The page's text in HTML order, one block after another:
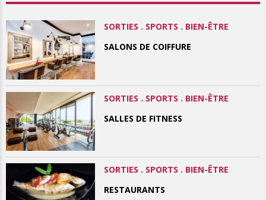
SORTIES . SPORTS . BIEN-ÊTRE
SALONS DE COIFFURE
SORTIES . SPORTS . BIEN-ÊTRE
SALLES DE FITNESS
SORTIES . SPORTS . BIEN-ÊTRE
RESTAURANTS